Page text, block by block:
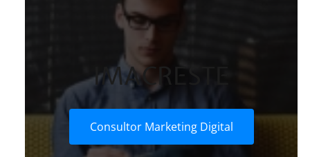
IMACRESTE
Consultor Marketing Digital